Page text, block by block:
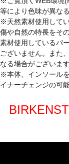
等により色味が異な
※天然素材使用して
傷や自然の特長をそ
素材使用しているパ
ございません。また
なる場合がございます
※本体、インソール
イナーチェンジの可